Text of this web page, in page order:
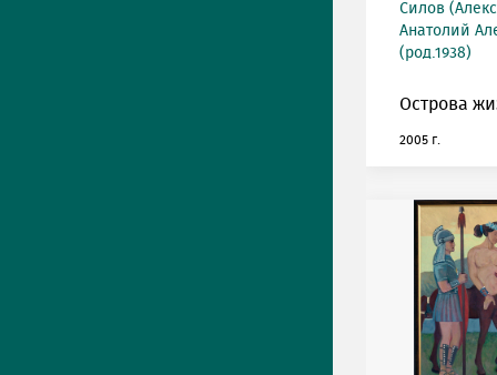
Силов
Анатолий
(род.1938)
Острова
2005 г.